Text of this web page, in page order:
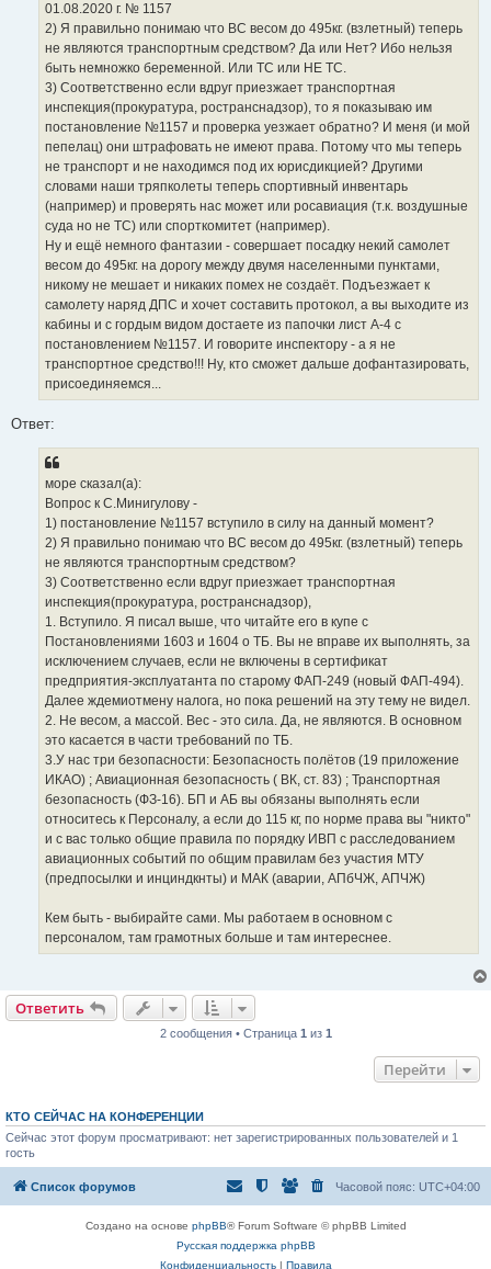
01.08.2020 г. № 1157
2) Я правильно понимаю что ВС весом до 495кг. (взлетный) теперь
не являются транспортным средством? Да или Нет? Ибо нельзя
быть немножко беременной. Или ТС или НЕ ТС.
3) Соответственно если вдруг приезжает транспортная
инспекция(прокуратура, ространснадзор), то я показываю им
постановление №1157 и проверка уезжает обратно? И меня (и мой
пепелац) они штрафовать не имеют права. Потому что мы теперь
не транспорт и не находимся под их юрисдикцией? Другими
словами наши тряпколеты теперь спортивный инвентарь
(например) и проверять нас может или росавиация (т.к. воздушные
суда но не ТС) или спорткомитет (например).
Ну и ещё немного фантазии - совершает посадку некий самолет
весом до 495кг. на дорогу между двумя населенными пунктами,
никому не мешает и никаких помех не создаёт. Подъезжает к
самолету наряд ДПС и хочет составить протокол, а вы выходите из
кабины и с гордым видом достаете из папочки лист А-4 с
постановлением №1157. И говорите инспектору - а я не
транспортное средство!!! Ну, кто сможет дальше дофантазировать,
присоединяемся...
Ответ:
море сказал(а):
Вопрос к С.Минигулову -
1) постановление №1157 вступило в силу на данный момент?
2) Я правильно понимаю что ВС весом до 495кг. (взлетный) теперь
не являются транспортным средством?
3) Соответственно если вдруг приезжает транспортная
инспекция(прокуратура, ространснадзор),
1. Вступило. Я писал выше, что читайте его в купе с
Постановлениями 1603 и 1604 о ТБ. Вы не вправе их выполнять, за
исключением случаев, если не включены в сертификат
предприятия-эксплуатанта по старому ФАП-249 (новый ФАП-494).
Далее ждемиотмену налога, но пока решений на эту тему не видел.
2. Не весом, а массой. Вес - это сила. Да, не являются. В основном
это касается в части требований по ТБ.
3.У нас три безопасности: Безопасность полëтов (19 приложение
ИКАО) ; Авиационная безопасность ( ВК, ст. 83) ; Транспортная
безопасность (ФЗ-16). БП и АБ вы обязаны выполнять если
относитесь к Персоналу, а если до 115 кг, по норме права вы "никто"
и с вас только общие правила по порядку ИВП с расследованием
авиационных событий по общим правилам без участия МТУ
(предпосылки и инциндкнты) и МАК (аварии, АПбЧЖ, АПЧЖ)
Кем быть - выбирайте сами. Мы работаем в основном с
персоналом, там грамотных больше и там интереснее.
Ответить
2 сообщения • Страница 1из 1
Перейти
КТО СЕЙЧАС НА КОНФЕРЕНЦИИ
Сейчас этот форум просматривают: нет зарегистрированных пользователей и 1
гость
Список форумов Часовой пояс: UTC+04:00
Создано на основе phpBB® Forum Software © phpBB Limited
Русская поддержка phpBB
Конфиденциальность| Правила